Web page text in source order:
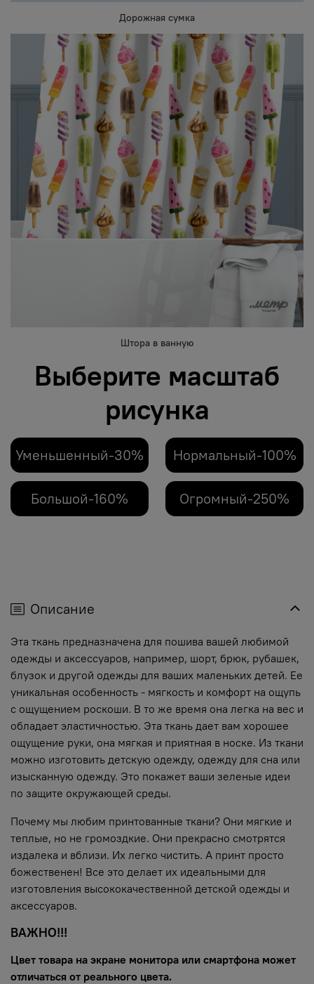
Дорожная сумка
Штора в ванную
Выберите масштаб
рисунка
Уменьшенный-30% Нормальный-100%
Большой-160% Огромный-250%
Описание
Эта ткань предназначена для пошива вашей любимой
одежды и аксессуаров, например, шорт, брюк, рубашек,
блузок и другой одежды для ваших маленьких детей. Ее
уникальная особенность - мягкость и комфорт на ощупь
с ощущением роскоши. В то же время она легка на вес и
обладает эластичностью. Эта ткань дает вам хорошее
ощущение руки, она мягкая и приятная в носке. Из ткани
можно изготовить детскую одежду, одежду для сна или
изысканную одежду. Это покажет ваши зеленые идеи
по защите окружающей среды.
Почему мы любим принтованные ткани? Они мягкие и
теплые, но не громоздкие. Они прекрасно смотрятся
издалека и вблизи. Их легко чистить. А принт просто
божественен! Все это делает их идеальными для
изготовления высококачественной детской одежды и
аксессуаров.
ВАЖНО!!!
Цвет товара на экране монитора или смартфона может
отличаться от реального цвета.